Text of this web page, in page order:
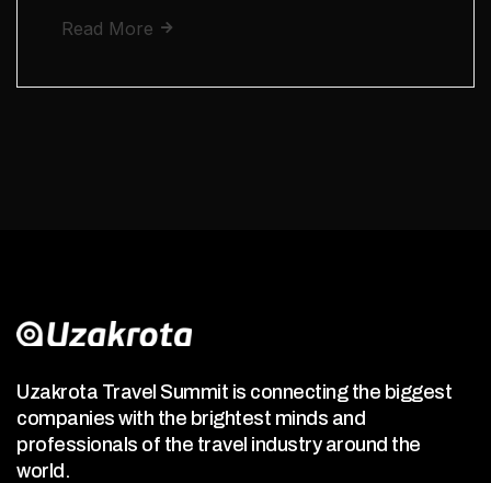
Read More
Uzakrota Travel Summit is connecting the biggest
companies with the brightest minds and
professionals of the travel industry around the
world.